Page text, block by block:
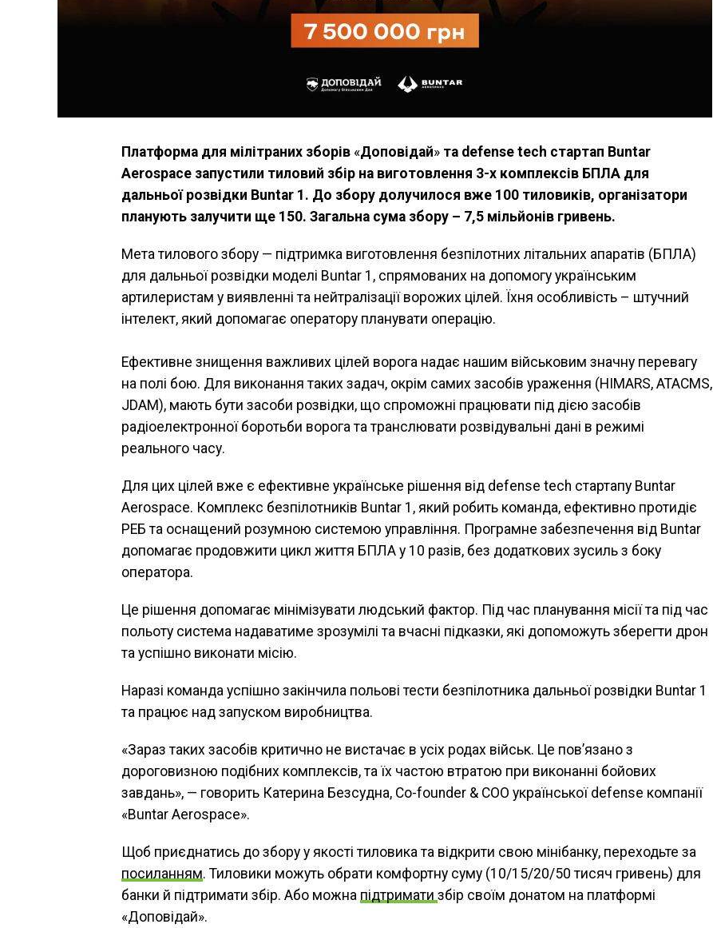
Платформа для мілітраних зборів «Доповідай» та defense tech стартап Buntar
Aerospace запустили тиловий збір на виготовлення 3-х комплексів БПЛА для
дальньої розвідки Buntar 1. До збору долучилося вже 100 тиловиків, організатори
планують залучити ще 150. Загальна сума збору – 7,5 мільйонів гривень.
Мета тилового збору — підтримка виготовлення безпілотних літальних апаратів (БПЛА)
для дальньої розвідки моделі Buntar 1, спрямованих на допомогу українським
артилеристам у виявленні та нейтралізації ворожих цілей. Їхня особливість – штучний
інтелект, який допомагає оператору планувати операцію.
Ефективне знищення важливих цілей ворога надає нашим військовим значну перевагу
на полі бою. Для виконання таких задач, окрім самих засобів ураження (HIMARS, ATACMS,
JDAM), мають бути засоби розвідки, що спроможні працювати під дією засобів
радіоелектронної боротьби ворога та транслювати розвідувальні дані в режимі
реального часу.
Для цих цілей вже є ефективне українське рішення від defense tech стартапу Buntar
Aerospace. Комплекс безпілотників Buntar 1, який робить команда, ефективно протидіє
РЕБ та оснащений розумною системою управління. Програмне забезпечення від Buntar
допомагає продовжити цикл життя БПЛА у 10 разів, без додаткових зусиль з боку
оператора.
Це рішення допомагає мінімізувати людський фактор. Під час планування місії та під час
польоту система надаватиме зрозумілі та вчасні підказки, які допоможуть зберегти дрон
та успішно виконати місію.
Наразі команда успішно закінчила польові тести безпілотника дальньої розвідки Buntar 1
та працює над запуском виробництва.
«Зараз таких засобів критично не вистачає в усіх родах військ. Це пов’язано з
дороговизною подібних комплексів, та їх частою втратою при виконанні бойових
завдань», — говорить Катерина Безсудна, Co-founder & COO української defense компанії
«Buntar Aerospace».
Щоб приєднатись до збору у якості тиловика та відкрити свою мінібанку, переходьте за
посиланням. Тиловики можуть обрати комфортну суму (10/15/20/50 тисяч гривень) для
банки й підтримати збір. Або можна підтримати збір своїм донатом на платформі
«Доповідай».